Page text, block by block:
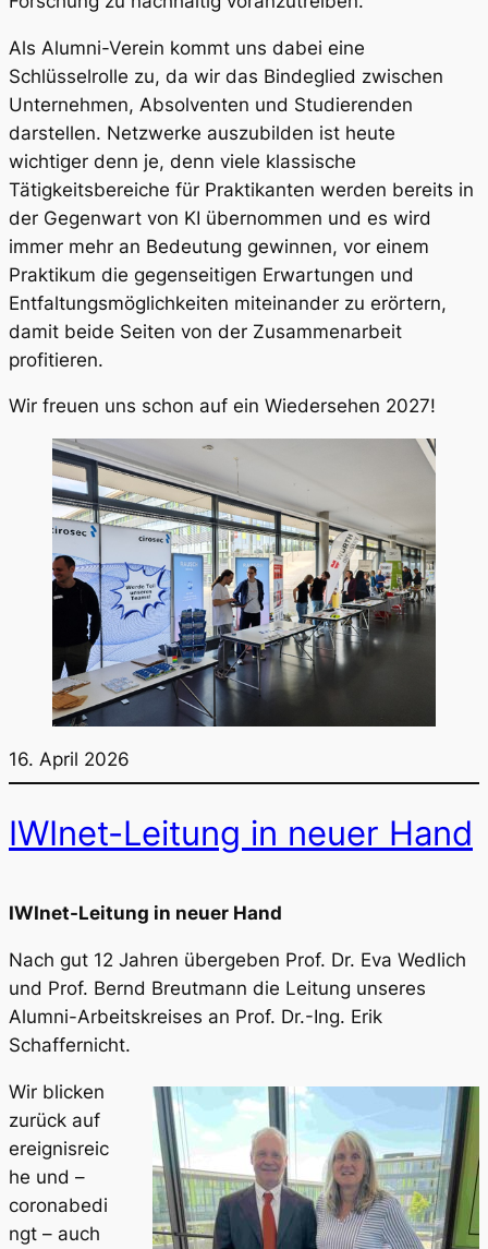
Als Alumni-Verein kommt uns dabei eine
Schlüsselrolle zu, da wir das Bindeglied zwischen
Unternehmen, Absolventen und Studierenden
darstellen. Netzwerke auszubilden ist heute
wichtiger denn je, denn viele klassische
Tätigkeitsbereiche für Praktikanten werden bereits in
der Gegenwart von KI übernommen und es wird
immer mehr an Bedeutung gewinnen, vor einem
Praktikum die gegenseitigen Erwartungen und
Entfaltungsmöglichkeiten miteinander zu erörtern,
damit beide Seiten von der Zusammenarbeit
profitieren.
Wir freuen uns schon auf ein Wiedersehen 2027!
16. April 2026
IWInet-Leitung in neuer Hand
IWInet-Leitung in neuer Hand
Nach gut 12 Jahren übergeben Prof. Dr. Eva Wedlich
und Prof. Bernd Breutmann die Leitung unseres
Alumni-Arbeitskreises an Prof. Dr.-Ing. Erik
Schaffernicht.
Wir blicken
zurück auf
ereignisreic
he und –
coronabedi
ngt – auch